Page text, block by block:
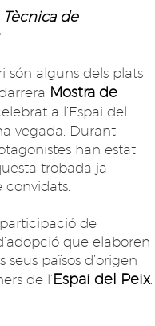
Tècnica de
alguns dels plats
Mostra de
a l’Espai del
vegada. Durant
han estat
trobada ja
de
que elaboren
països d’origen
de l’Espai del Peix.